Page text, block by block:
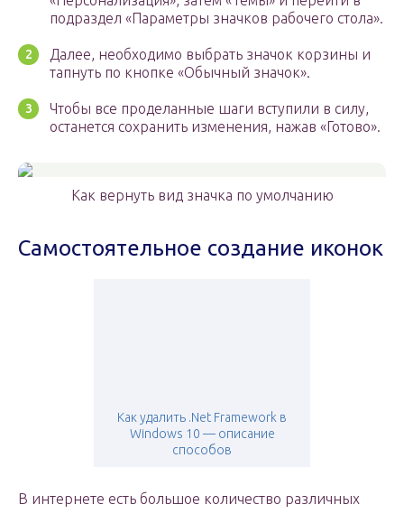
подраздел «Параметры значков рабочего стола».
Далее, необходимо выбрать значок корзины и
тапнуть по кнопке «Обычный значок».
Чтобы все проделанные шаги вступили в силу,
останется сохранить изменения, нажав «Готово».
Как вернуть вид значка по умолчанию
Самостоятельное создание иконок
Как удалить .Net Framework в
Windows 10 — описание
способов
В интернете есть большое количество различных